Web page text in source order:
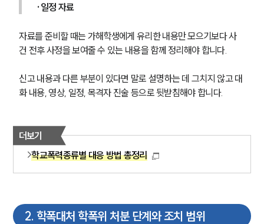
·일정 자료
자료를 준비할 때는 가해학생에게 유리한 내용만 모으기보다 사
건 전후 사정을 보여줄 수 있는 내용을 함께 정리해야 합니다.
신고 내용과 다른 부분이 있다면 말로 설명하는 데 그치지 않고 대
화 내용, 영상, 일정, 목격자 진술 등으로 뒷받침해야 합니다.
더보기
학교폭력종류별 대응 방법 총정리
2. 학폭대처 학폭위 처분 단계와 조치 범위